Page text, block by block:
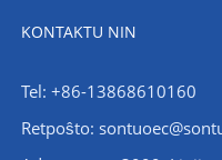
KONTAKTU NIN
Tel: +86-13868610160
Retpoŝto: